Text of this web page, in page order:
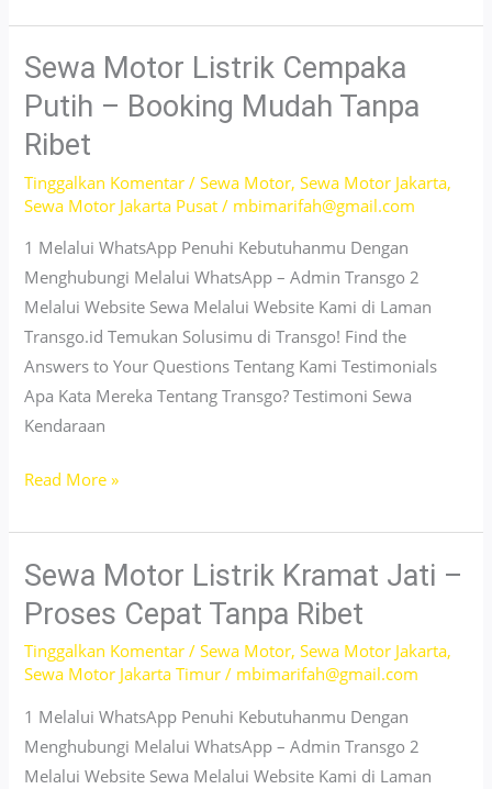
Listrik
Rawamangun
Jakarta
–
Murah
&
Unit
Ready
Sewa Motor Listrik Cempaka
Putih – Booking Mudah Tanpa
Ribet
Tinggalkan Komentar /Sewa Motor,Sewa Motor Jakarta,
Sewa Motor Jakarta Pusat / mbimarifah@gmail.com
1 Melalui WhatsApp Penuhi Kebutuhanmu Dengan
Menghubungi Melalui WhatsApp – Admin Transgo 2
Melalui Website Sewa Melalui Website Kami di Laman
Transgo.id Temukan Solusimu di Transgo! Find the
Answers to Your Questions Tentang Kami Testimonials
Apa Kata Mereka Tentang Transgo? Testimoni Sewa
Kendaraan
Sewa
Listrik
Cempaka
Putih
–
Booking
Mudah
Tanpa
Ribet
Read More »
Sewa Motor Listrik Kramat Jati –
Proses Cepat Tanpa Ribet
Tinggalkan Komentar /Sewa Motor,Sewa Motor Jakarta,
Sewa Motor Jakarta Timur / mbimarifah@gmail.com
1 Melalui WhatsApp Penuhi Kebutuhanmu Dengan
Menghubungi Melalui WhatsApp – Admin Transgo 2
Melalui Website Sewa Melalui Website Kami di Laman